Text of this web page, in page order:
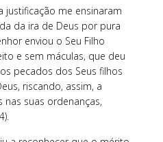
me ensinaram
da ira de Deus por pura
enviou o Seu Filho
e sem máculas, que deu
pecados dos Seus filhos
riscando, assim, a
suas ordenanças,